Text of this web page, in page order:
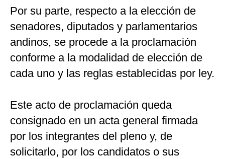
Por su parte, respecto a la elección de
senadores, diputados y parlamentarios
andinos, se procede a la proclamación
conforme a la modalidad de elección de
cada uno y las reglas establecidas por ley.
Este acto de proclamación queda
consignado en un acta general firmada
por los integrantes del pleno y, de
solicitarlo, por los candidatos o sus